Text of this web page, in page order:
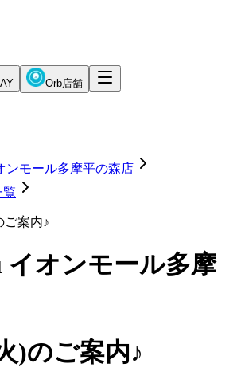
Orb店舗
ンモール多摩平の森店
覧
ご案内♪
イオンモール多摩
)のご案内♪